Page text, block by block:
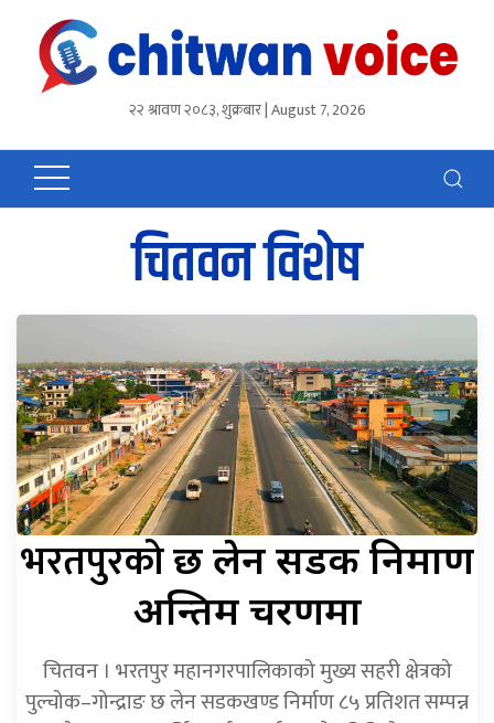
२२ श्रावण २०८३, शुक्रबार | August 7, 2026
चितवन विशेष
भरतपुरकोछ लेन सडक निर्माण
अन्तिम चरणमा
चितवन । भरतपुर महानगरपालिकाको मुख्य सहरी क्षेत्रको
पुल्चोक–गोन्द्राङ छ लेन सडकखण्ड निर्माण ८५ प्रतिशत सम्पन्न